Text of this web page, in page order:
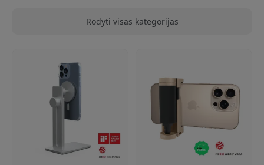
Rodyti visas kategorijas